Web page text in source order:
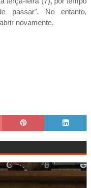
passar". No entanto,
novamente.